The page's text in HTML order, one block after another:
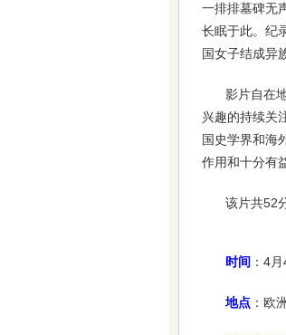
一排排墓碑无
长眠于此。纪
国女子结成异
影片自在
兴趣的持续关
国史学界和海
作用和十分有
该片共52
时间 ：4
地点 ：欧